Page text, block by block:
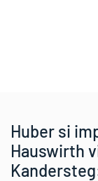
Huber si
Hauswirth